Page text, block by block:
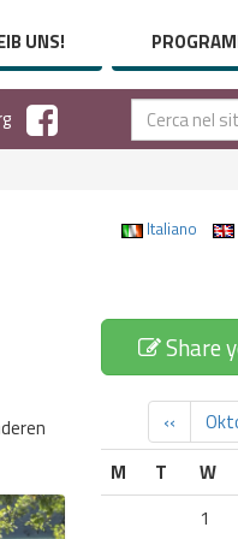
UNS!
Italiano
Share
‹‹
M
T W
1